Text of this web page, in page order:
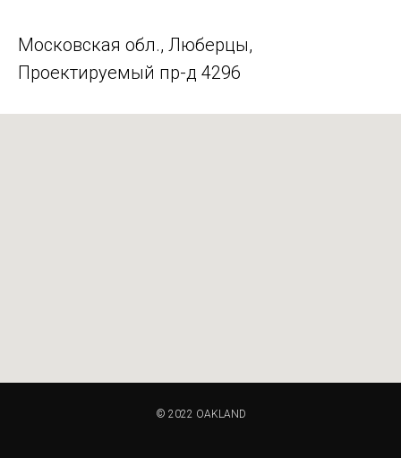
Московская обл., Люберцы,
Проектируемый пр-д 4296
© 2022 OAKLAND